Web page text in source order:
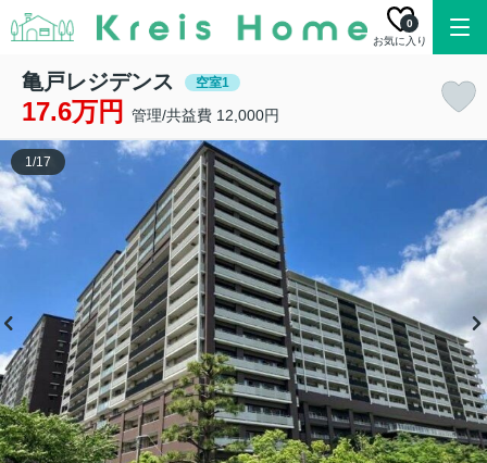
お気に入り
0
亀戸レジデンス 空室1
17.6万円 管理/共益費 12,000円
1/17